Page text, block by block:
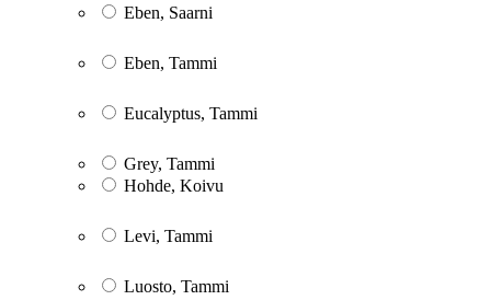
Eben, Saarni
Eben, Tammi
Eucalyptus, Tammi
Grey, Tammi
Hohde, Koivu
Levi, Tammi
Luosto, Tammi